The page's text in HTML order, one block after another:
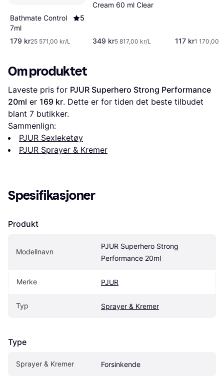
Bathmate Control
7ml
5
179 kr25 571,00 kr/L
Cream 60 ml Clear
349 kr5 817,00 kr/L 117 kr1 170,00
Om produktet
Laveste pris for PJUR Superhero Strong Performance
20ml er 169 kr. Dette er for tiden det beste tilbudet
blant 7 butikker.
Sammenlign:
PJUR Sexleketøy
PJUR Sprayer & Kremer
Spesifikasjoner
Produkt
Modellnavn
PJUR Superhero Strong
Performance 20ml
Merke PJUR
Typ Sprayer & Kremer
Type
Sprayer & Kremer Forsinkende